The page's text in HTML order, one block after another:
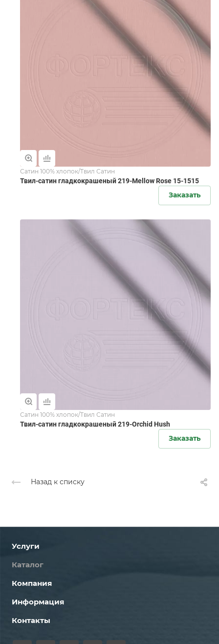
Сатин 100% хлопок/Твил Сатин
Твил-сатин гладкокрашеный 219-Mellow Rose 15-1515
Заказать
Сатин 100% хлопок/Твил Сатин
Твил-сатин гладкокрашеный 219-Orchid Hush
Заказать
Назад к списку
Услуги
Каталог
Компания
Информация
Контакты